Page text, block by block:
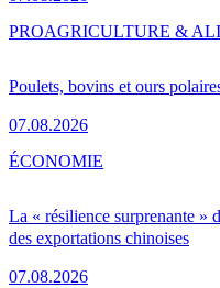
Poulets, bovins et ours
07.08.2026
PROAGRICULTURE &
La « résilience surprenante »
des exportations chinoises
07.08.2026
ÉCONOMIE